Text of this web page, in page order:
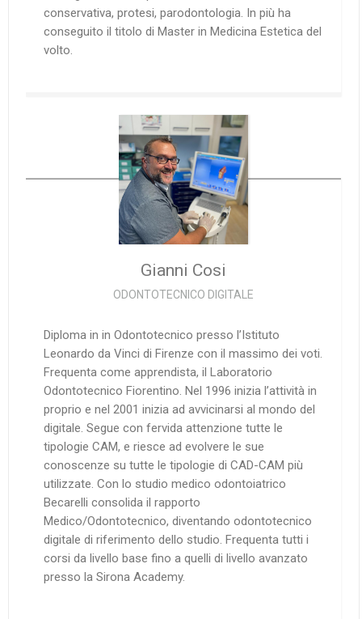
conservativa, protesi, parodontologia. In più ha
conseguito il titolo di Master in Medicina Estetica del
volto.
Gianni Cosi
ODONTOTECNICO DIGITALE
Diploma in in Odontotecnico presso l’Istituto
Leonardo da Vinci di Firenze con il massimo dei voti.
Frequenta come apprendista, il Laboratorio
Odontotecnico Fiorentino. Nel 1996 inizia l’attività in
proprio e nel 2001 inizia ad avvicinarsi al mondo del
digitale. Segue con fervida attenzione tutte le
tipologie CAM, e riesce ad evolvere le sue
conoscenze su tutte le tipologie di CAD-CAM più
utilizzate. Con lo studio medico odontoiatrico
Becarelli consolida il rapporto
Medico/Odontotecnico, diventando odontotecnico
digitale di riferimento dello studio. Frequenta tutti i
corsi da livello base fino a quelli di livello avanzato
presso la Sirona Academy.